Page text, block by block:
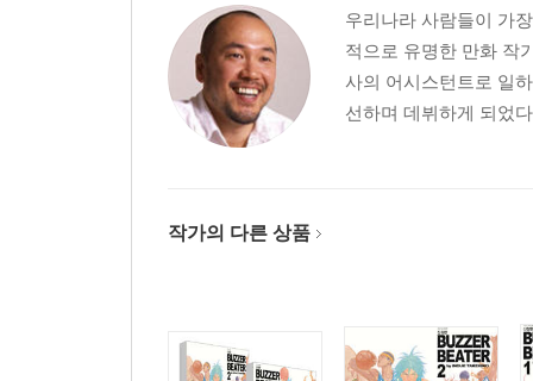
우리나라 사람들이 가
적으로 유명한 만화 작
사의 어시스턴트로 일
선하며 데뷔하게 되었
작가의 다른 상품